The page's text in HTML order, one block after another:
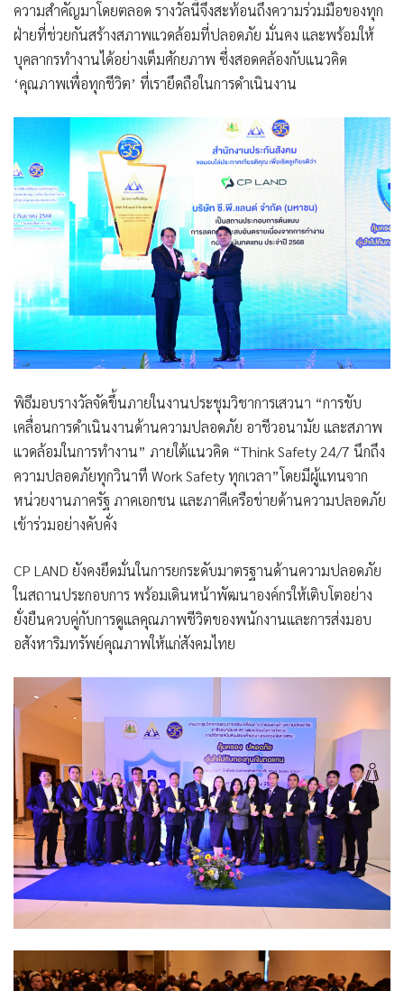
ความสำคัญมาโดยตลอด รางวัลนี้จึงสะท้อนถึงความร่วมมือของทุก
ฝ่ายที่ช่วยกันสร้างสภาพแวดล้อมที่ปลอดภัย มั่นคง และพร้อมให้
บุคลากรทำงานได้อย่างเต็มศักยภาพ ซึ่งสอดคล้องกับแนวคิด
‘คุณภาพเพื่อทุกชีวิต’ ที่เรายึดถือในการดำเนินงาน
พิธีมอบรางวัลจัดขึ้นภายในงานประชุมวิชาการเสวนา “การขับ
เคลื่อนการดำเนินงานด้านความปลอดภัย อาชีวอนามัย และสภาพ
แวดล้อมในการทำงาน” ภายใต้แนวคิด “Think Safety 24/7 นึกถึง
ความปลอดภัยทุกวินาที Work Safety ทุกเวลา”โดยมีผู้แทนจาก
หน่วยงานภาครัฐ ภาคเอกชน และภาคีเครือข่ายด้านความปลอดภัย
เข้าร่วมอย่างคับคั่ง
CP LAND ยังคงยึดมั่นในการยกระดับมาตรฐานด้านความปลอดภัย
ในสถานประกอบการ พร้อมเดินหน้าพัฒนาองค์กรให้เติบโตอย่าง
ยั่งยืนควบคู่กับการดูแลคุณภาพชีวิตของพนักงานและการส่งมอบ
อสังหาริมทรัพย์คุณภาพให้แก่สังคมไทย